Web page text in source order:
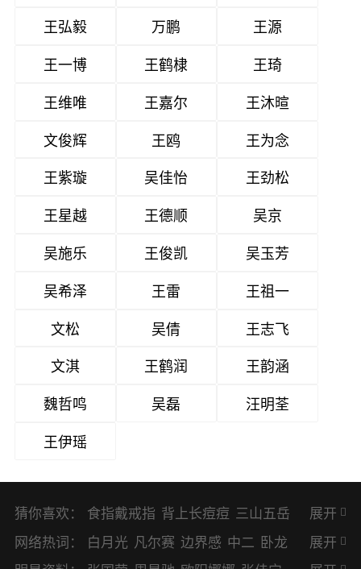
王弘毅
万鹏
王源
王一博
王鹤棣
王琦
王维唯
王嘉尔
王沐暄
文俊辉
王鸥
王为念
王紫璇
吴佳怡
王劲松
王星越
王德顺
吴京
吴施乐
王俊凯
吴玉芳
吴希泽
王雷
王祖一
文松
吴倩
王志飞
文淇
王鹤润
王韵涵
魏哲鸣
吴磊
汪明荃
王伊瑶
猜你喜欢： 食指戴戒指 背上长痘痘 三山五岳
避暑胜地
展开
网络热词：
白月光 凡尔赛 边界感 中二 卧龙
展开